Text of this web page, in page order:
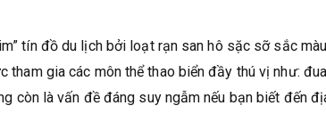
tín đồ du lịch bởi loạt rạn san hô sặc sỡ sắc
tham gia các môn thể thao biển đầy thú vị như:
còn là vấn đề đáng suy ngẫm nếu bạn biết đến